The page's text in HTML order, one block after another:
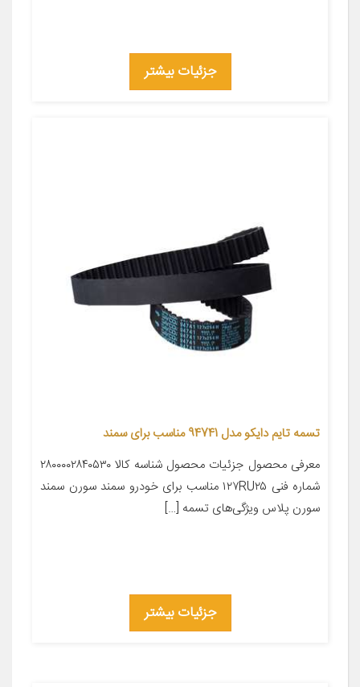
جزئیات بیشتر
تسمه تایم دایکو مدل 94741 مناسب برای سمند
معرفی محصول جزئیات محصول شناسه کالا ۲۸۰۰۰۰۲۸۴۰۵۳۰
شماره فنی ۱۲۷RU۲۵ مناسب برای خودرو سمند سورن سمند
سورن پلاس ویژگی‌های تسمه […]
جزئیات بیشتر